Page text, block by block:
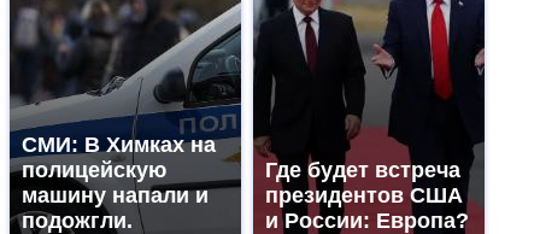
СМИ: В Химках на
полицейскую
машину напали и
подожгли.
Где будет встреча
президентов США
и России: Европа?